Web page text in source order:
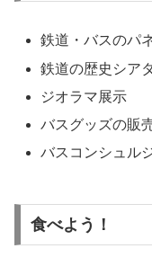
鉄道・バスのパ
鉄道の歴史シア
ジオラマ展示
バスグッズの販
バスコンシュル
食べよう！